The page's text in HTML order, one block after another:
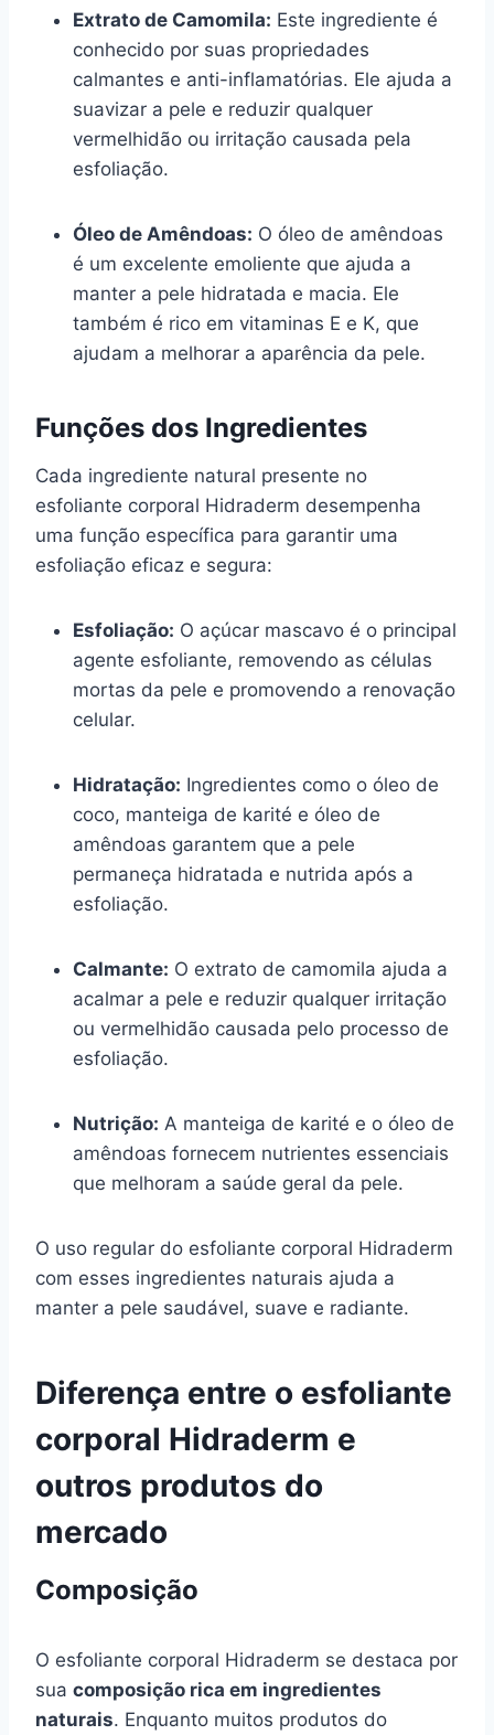
Extrato de Camomila: Este ingrediente é
conhecido por suas propriedades
calmantes e anti-inflamatórias. Ele ajuda a
suavizar a pele e reduzir qualquer
vermelhidão ou irritação causada pela
esfoliação.
Óleo de Amêndoas: O óleo de amêndoas
é um excelente emoliente que ajuda a
manter a pele hidratada e macia. Ele
também é rico em vitaminas E e K, que
ajudam a melhorar a aparência da pele.
Funções dos Ingredientes
Cada ingrediente natural presente no
esfoliante corporal Hidraderm desempenha
uma função específica para garantir uma
esfoliação eficaz e segura:
Esfoliação: O açúcar mascavo é o principal
agente esfoliante, removendo as células
mortas da pele e promovendo a renovação
celular.
Hidratação: Ingredientes como o óleo de
coco, manteiga de karité e óleo de
amêndoas garantem que a pele
permaneça hidratada e nutrida após a
esfoliação.
Calmante: O extrato de camomila ajuda a
acalmar a pele e reduzir qualquer irritação
ou vermelhidão causada pelo processo de
esfoliação.
Nutrição: A manteiga de karité e o óleo de
amêndoas fornecem nutrientes essenciais
que melhoram a saúde geral da pele.
O uso regular do esfoliante corporal Hidraderm
com esses ingredientes naturais ajuda a
manter a pele saudável, suave e radiante.
Diferença entre o esfoliante
corporal Hidraderm e
outros produtos do
mercado
Composição
O esfoliante corporal Hidraderm se destaca por
sua composição rica em ingredientes
naturais. Enquanto muitos produtos do